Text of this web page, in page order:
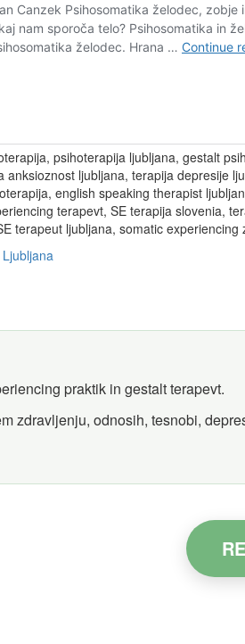
psihoterapija ljubljana, gestalt
ljubljana, terapija depresije
english speaking therapist
terapevt, SE terapija slovenia,
terapeut ljubljana, somatic experiencing
praktik in gestalt terapevt.
zdravljenju, odnosih, tesnobi,